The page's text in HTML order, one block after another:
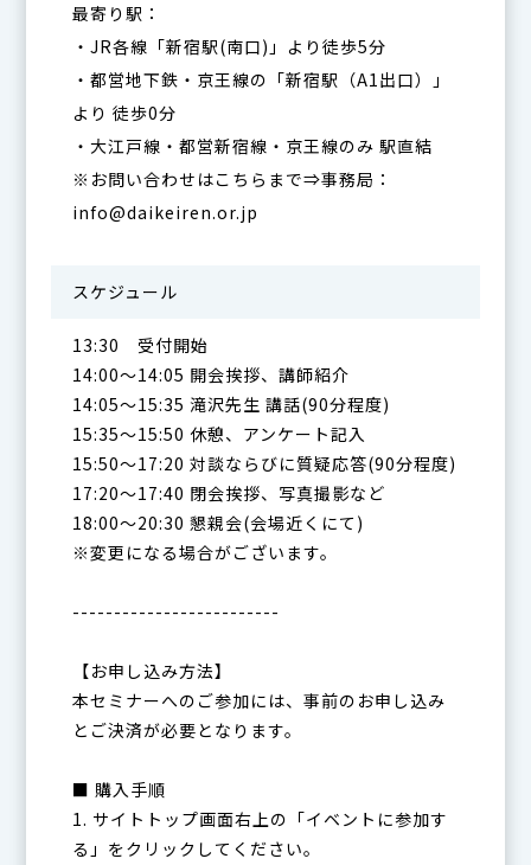
最寄り駅：
・JR各線「新宿駅(南口)」より徒歩5分
・都営地下鉄・京王線の「新宿駅（A1出口）」
より 徒歩0分
・大江戸線・都営新宿線・京王線のみ 駅直結
※お問い合わせはこちらまで⇒事務局：
info@daikeiren.or.jp
スケジュール
13:30 受付開始
14:00～14:05 開会挨拶、講師紹介
14:05～15:35 滝沢先生 講話(90分程度)
15:35～15:50 休憩、アンケート記入
15:50～17:20 対談ならびに質疑応答(90分程度)
17:20～17:40 閉会挨拶、写真撮影など
18:00～20:30 懇親会(会場近くにて)
※変更になる場合がございます。
-------------------------
【お申し込み方法】
本セミナーへのご参加には、事前のお申し込み
とご決済が必要となります。
■ 購入手順
1. サイトトップ画面右上の「イベントに参加す
る」をクリックしてください。